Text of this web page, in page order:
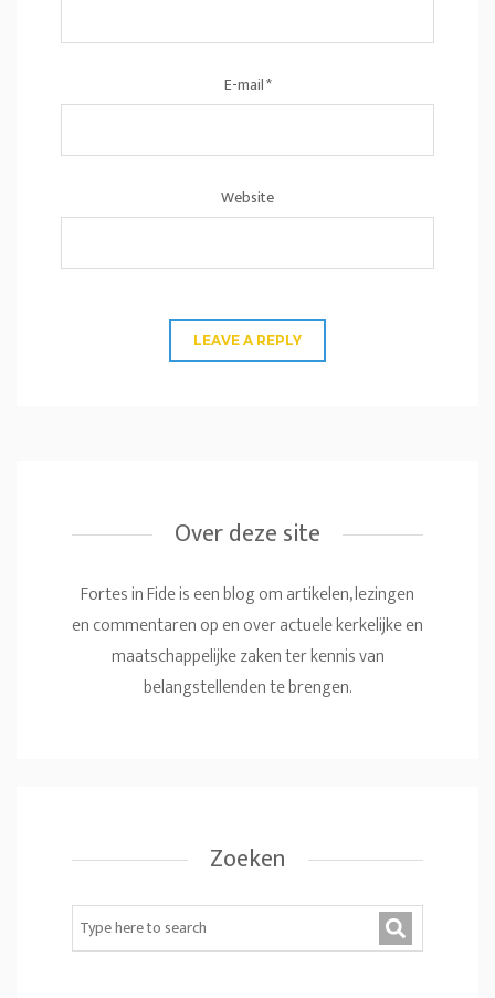
E-mail*
Website
Over deze site
Fortes in Fide is een blog om artikelen, lezingen
en commentaren op en over actuele kerkelijke en
maatschappelijke zaken ter kennis van
belangstellenden te brengen.
Zoeken